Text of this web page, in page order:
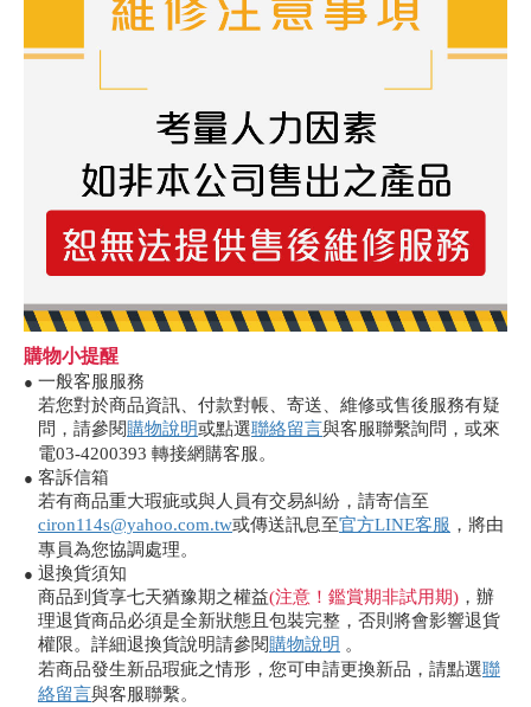
購物小提醒
● 一般客服服務
若您對於商品資訊、付款對帳、寄送、維修或售後服務有疑
問，請參閱購物說明或點選聯絡留言與客服聯繫詢問，或來
電03-4200393 轉接網購客服。
● 客訴信箱
若有商品重大瑕疵或與人員有交易糾紛，請寄信至
ciron114s@yahoo.com.tw或傳送訊息至官方LINE客服 ，將由
專員為您協調處理。
● 退換貨須知
商品到貨享七天猶豫期之權益(注意！鑑賞期非試用期) ，辦
理退貨商品必須是全新狀態且包裝完整，否則將會影響退貨
權限。詳細退換貨說明請參閱購物說明 。
若商品發生新品瑕疵之情形，您可申請更換新品，請點選聯
絡留言與客服聯繫。